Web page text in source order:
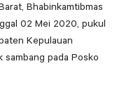
Bhabinkamtibmas
02 Mei 2020, pukul
Kepulauan
pada Posko